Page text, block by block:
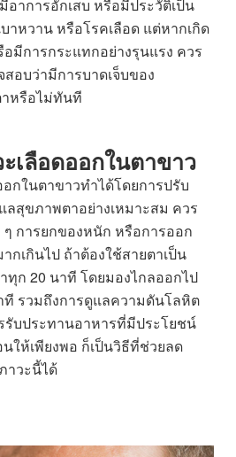
อาการอักเสบ หรือมีประวัติเป็น
าหวาน หรือโรคเลือด แต่หากเกิด
มีการกระแทกอย่างรุนแรง ควร
อบว่ามีการบาดเจ็บของ
าหรือไม่ทันที
เลือดออกในตาขาว
กในตาขาวทำได้โดยการปรับ
ลสุขภาพตาอย่างเหมาะสม ควร
ๆ การยกของหนัก หรือการออก
กเกินไป ถ้าต้องใช้สายตาเป็น
ทุก 20 นาที โดยมองไกลออกไป
ที รวมถึงการดูแลความดันโลหิต
บประทานอาหารที่มีประโยชน์
ให้เพียงพอ ก็เป็นวิธีที่ช่วยลด
าวะนี้ได้